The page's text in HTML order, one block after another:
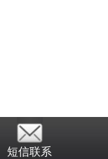
短信联系